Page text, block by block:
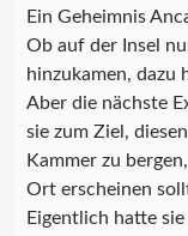
Ein Geheimnis
Ob auf der Insel
hinzukamen, dazu
Aber die nächste
sie zum Ziel,
Kammer zu
Ort erscheinen
Eigentlich hatte